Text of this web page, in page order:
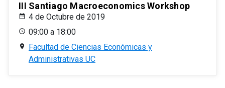
III Santiago Macroeconomics Workshop
4 de Octubre de 2019
09:00 a 18:00
Facultad de Ciencias Económicas y
Administrativas UC